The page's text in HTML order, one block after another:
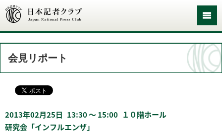
会見リポート
2013年02月25日 13:30 〜 15:00 １０階ホール
研究会「インフルエンザ」